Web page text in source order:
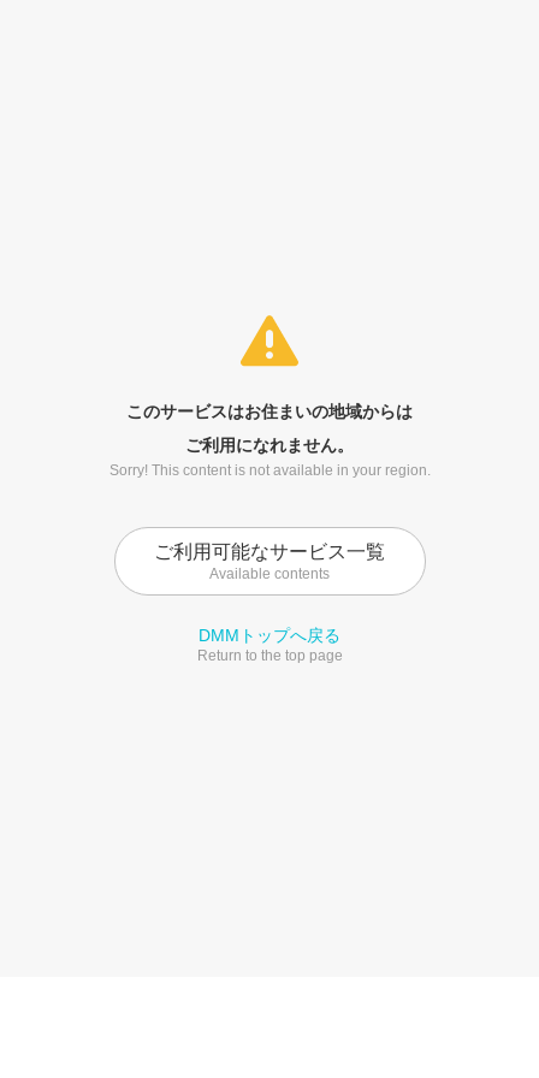
このサービスはお住まいの地域からは
ご利用になれません。
Sorry! This content is not available in your region.
ご利用可能なサービス一覧
Available contents
DMMトップへ戻る
Return to the top page